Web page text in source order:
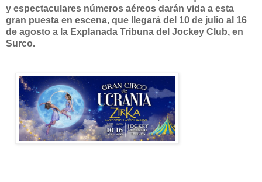
y espectaculares números aéreos darán vida a esta
gran puesta en escena, que llegará del 10 de julio al 16
de agosto a la Explanada Tribuna del Jockey Club, en
Surco.